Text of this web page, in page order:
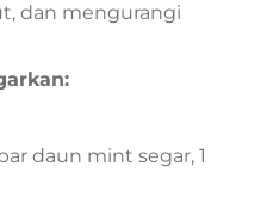
dan mengurangi
daun mint segar, 1